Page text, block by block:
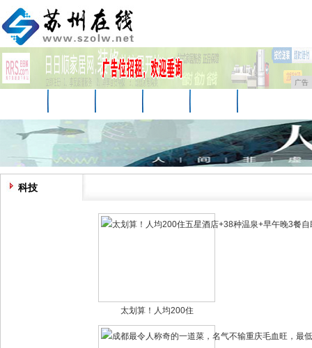
广告
企业 游戏
科技
太划算！人均200住